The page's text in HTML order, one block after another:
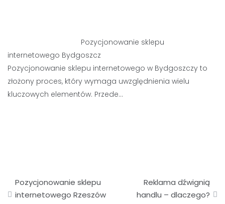
Pozycjonowanie sklepu
internetowego Bydgoszcz
Pozycjonowanie sklepu internetowego w Bydgoszczy to
złożony proces, który wymaga uwzględnienia wielu
kluczowych elementów. Przede…
Nawigacja
wpisu
Pozycjonowanie sklepu
internetowego Rzeszów
Reklama dźwignią
handlu – dlaczego?